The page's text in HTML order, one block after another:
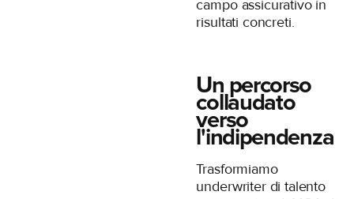
campo assicurativo in
risultati concreti.
Un percorso
collaudato
verso
l'indipendenza
Trasformiamo
underwriter di talento